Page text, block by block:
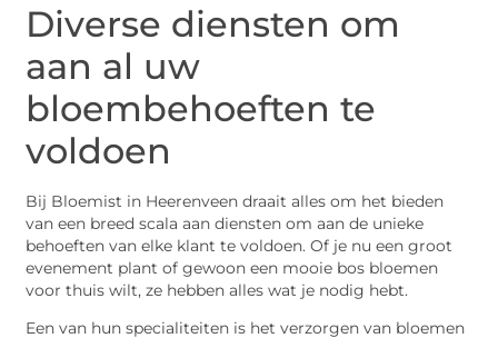
Diverse diensten om
aan al uw
bloembehoeften te
voldoen
Bij Bloemist in Heerenveen draait alles om het bieden
van een breed scala aan diensten om aan de unieke
behoeften van elke klant te voldoen. Of je nu een groot
evenement plant of gewoon een mooie bos bloemen
voor thuis wilt, ze hebben alles wat je nodig hebt.
Een van hun specialiteiten is het verzorgen van bloemen